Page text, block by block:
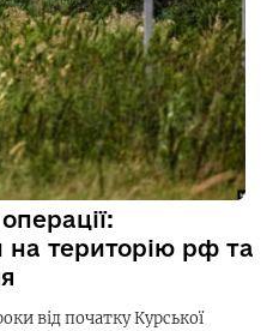
на територію рф та
від початку Курської